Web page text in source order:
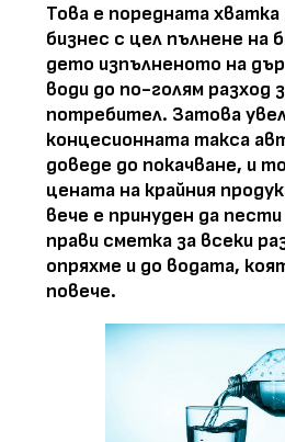
Това е поредната хватка
бизнес с цел пълнене на
дето изпълненото на
води до по-голям разход
потребител. Затова
концесионната такса
доведе до покачване, и
цената на крайния
вече е принуден да
прави сметка за всеки
опряхме и до водата,
повече.